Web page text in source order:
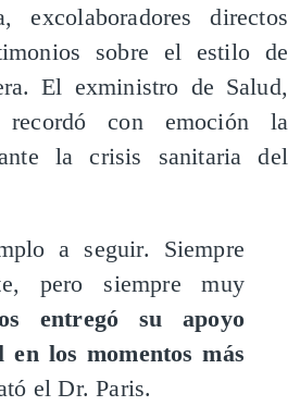
excolaboradores directos
sobre el estilo de
El exministro de Salud,
con emoción la
la crisis sanitaria del
a seguir. Siempre
pero siempre muy
entregó su apoyo
en los momentos más
el Dr. Paris.